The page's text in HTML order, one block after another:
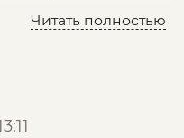
после Ваших
нам чем
Читать полностью